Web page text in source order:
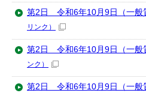
第2日 令和6年10月9日（一
リンク）
第2日 令和6年10月9日（一
ンク）
第2日 令和6年10月9日（一